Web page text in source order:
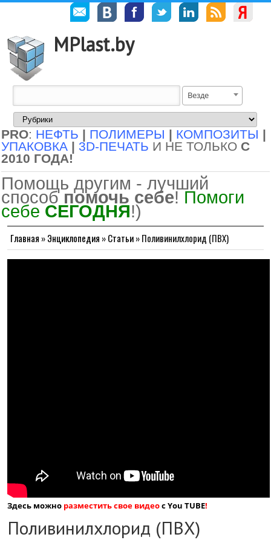
MPlast.by
Везде
PRO: НЕФТЬ | ПОЛИМЕРЫ | КОМПОЗИТЫ |
УПАКОВКА | 3D-ПЕЧАТЬ И НЕ ТОЛЬКО С
2010 ГОДА!
Помощь другим - лучший
способ помочь себе! Помоги
себе СЕГОДНЯ!)
Главная »Энциклопедия »Статьи»Поливинилхлорид (ПВХ)
Здесь можно разместить свое видеос You TUBE!
Поливинилхлорид (ПВХ)